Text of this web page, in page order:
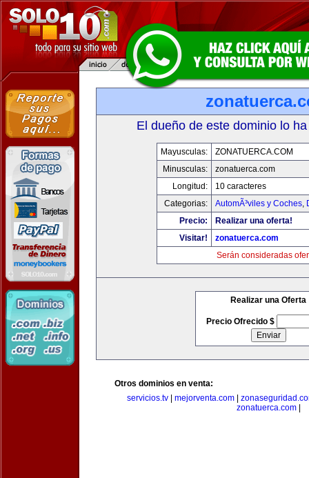
El dueño de este dominio lo
Mayusculas:
ZONATUERCA.COM
Minusculas:
zonatuerca.com
Longitud:
10 caracteres
Categorias:
AutomÃ³viles y Coches,
Precio:
Realizar una oferta!
Visitar!
zonatuerca.com
Serán consideradas
Realizar una Oferta
Precio Ofrecido $
Otros dominios en venta:
servicios.tv| mejorventa.com|
zonatuerca.com|